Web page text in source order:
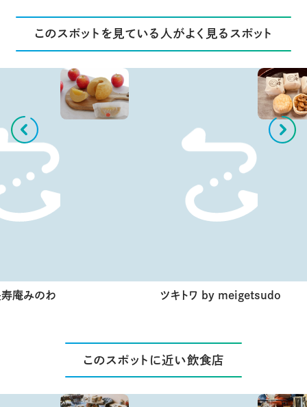
このスポットを見ている人がよく見るスポット
庵みのわ ツキトワ by meigetsudo
このスポットに近い飲食店